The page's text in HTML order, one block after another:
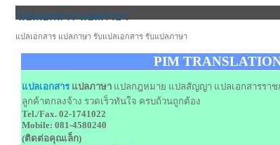
แปลเอกสาร-แปลภาษา
แปลเอกสาร แปลภาษา รับแปลเอกสาร รับแปลภาษา
PIM
แปลเอกสาร แปลภาษา แปลกฎหมาย แปลสัญญา แปลเอกสารราช
ลูกค้าตกลงจ้าง รวดเร็วทันใจ ครบถ้วนถูกต้อง
Tel./Fax. 02-1741022
Mobile: 081-4580240
(ติดต่อคุณเล็ก)